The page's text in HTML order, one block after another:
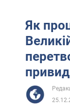
Як
привид